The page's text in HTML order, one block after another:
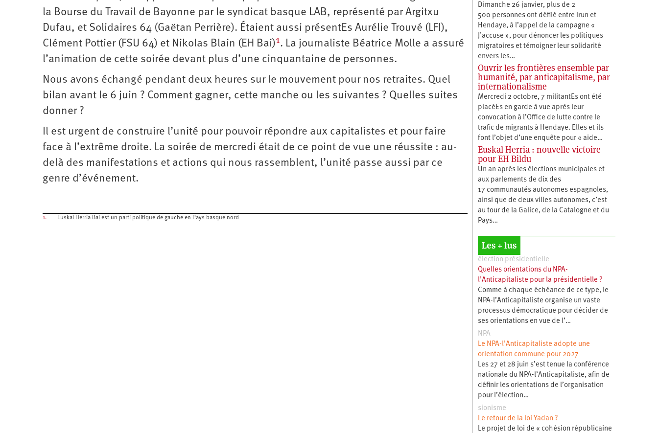
la Bourse du Travail de Bayonne par le syndicat basque LAB, représenté par Argitxu
Dufau, et Solidaires 64 (Gaëtan Perrière). Étaient aussi présentEs Aurélie Trouvé (LFI),
Clément Pottier (FSU 64) et Nikolas Blain (EH Bai)1. La journaliste Béatrice Molle a assuré
l’animation de cette soirée devant plus d’une cinquantaine de personnes.
Nous avons échangé pendant deux heures sur le mouvement pour nos retraites. Quel
bilan avant le 6 juin ? Comment gagner, cette manche ou les suivantes ? Quelles suites
donner ?
Il est urgent de construire l’unité pour pouvoir répondre aux capitalistes et pour faire
face à l’extrême droite. La soirée de mercredi était de ce point de vue une réussite : au-
delà des manifestations et actions qui nous rassemblent, l’unité passe aussi par ce
genre d’événement.
1. Euskal Herria Bai est un parti politique de gauche en Pays basque nord
Dimanche 26 janvier, plus de 2
500 personnes ont défilé entre Irun et
Hendaye, à l’appel de la campagne «
J’accuse », pour dénoncer les politiques
migratoires et témoigner leur solidarité
envers les…
Ouvrir les frontières ensemble par
humanité, par anticapitalisme, par
internationalisme
Mercredi 2 octobre, 7 militantEs ont été
placéEs en garde à vue après leur
convocation à l’Office de lutte contre le
trafic de migrants à Hendaye. Elles et ils
font l’objet d’une enquête pour « aide…
Euskal Herria : nouvelle victoire
pour EH Bildu
Un an après les élections municipales et
aux parlements de dix des
17 communautés autonomes espagnoles,
ainsi que de deux villes autonomes, c’est
au tour de la Galice, de la Catalogne et du
Pays…
Les + lus
élection présidentielle
Quelles orientations du NPA-
l’Anticapitaliste pour la présidentielle ?
Comme à chaque échéance de ce type, le
NPA-l’Anticapitaliste organise un vaste
processus démocratique pour décider de
ses orientations en vue de l’…
NPA
Le NPA-l’Anticapitaliste adopte une
orientation commune pour 2027
Les 27 et 28 juin s’est tenue la conférence
nationale du NPA-l’Anticapitaliste, afin de
définir les orientations de l’organisation
pour l’élection…
sionisme
Le retour de la loi Yadan ?
Le projet de loi de « cohésion républicaine